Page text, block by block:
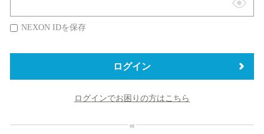
表
替
NEXON IDを保存
ログイン
ログインでお困りの方はこちら